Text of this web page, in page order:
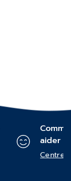
aider ?
Centre